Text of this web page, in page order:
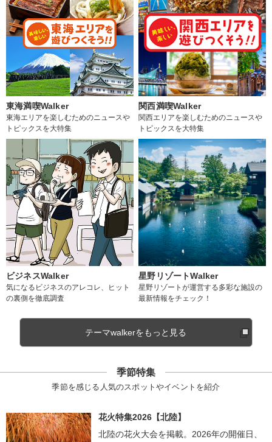
東海満喫Walker
東海エリアを楽しむためのニュースや
トピックスを大特集
関西満喫Walker
関西エリアを楽しむためのニュースや
トピックスを大特集
ビジネスWalker
気になるビジネスのアレコレ、ヒット
の裏側を徹底調査
星野リゾートWalker
星野リゾートが運営する多彩な施設の
最新情報をチェック！
テーマwalkerをもっと見る
季節特集
季節を感じる人気のスポットやイベントを紹介
花火特集2026【北陸】
北陸の花火大会を掲載。2026年の開催日、